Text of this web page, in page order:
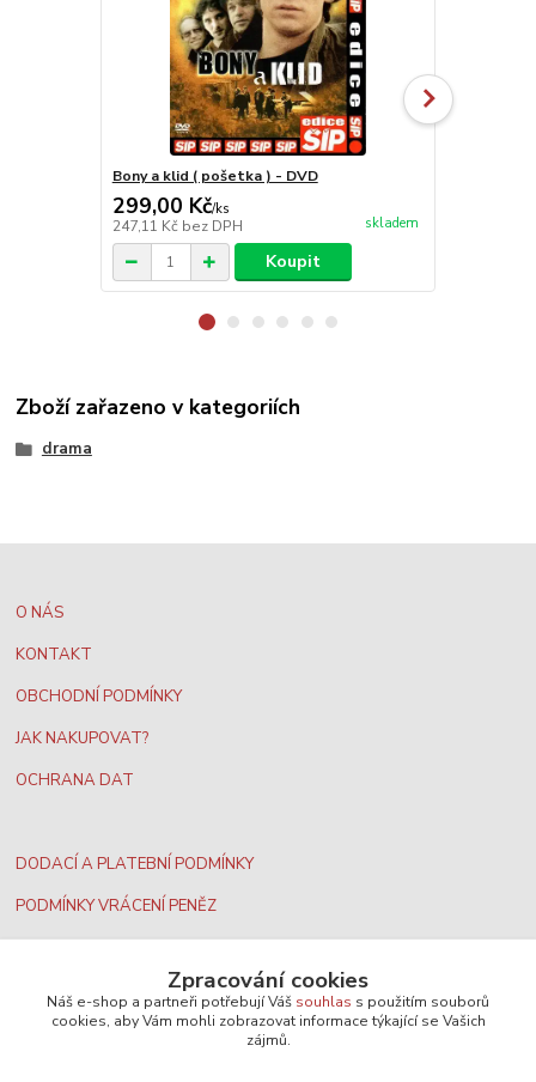
Bony a klid ( pošetka ) - DVD
299,00 Kč/ks
247,11 Kč bez DPH skladem
Koupit
Zboží zařazeno v kategoriích
drama
O NÁS
KONTAKT
OBCHODNÍ PODMÍNKY
JAK NAKUPOVAT?
OCHRANA DAT
DODACÍ A PLATEBNÍ PODMÍNKY
PODMÍNKY VRÁCENÍ PENĚZ
Nejširší velkoobchodní nabídka dvd filmů
Zpracování cookies
Náš e-shop a partneři potřebují Váš souhlas s použitím souborů
cookies, aby Vám mohli zobrazovat informace týkající se Vašich
zájmů.